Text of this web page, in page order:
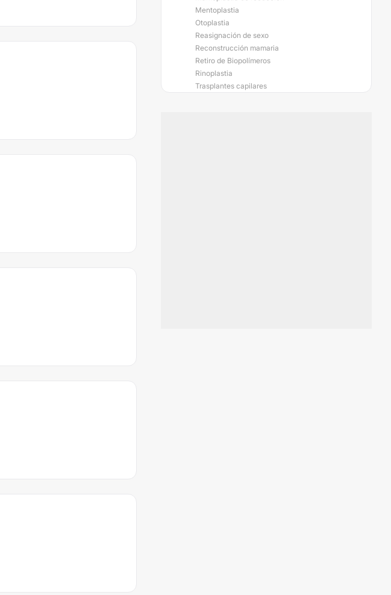
Mentoplastia
Otoplastia
Reasignación de sexo
Reconstrucción mamaria
Retiro de Biopolímeros
Rinoplastia
Trasplantes capilares